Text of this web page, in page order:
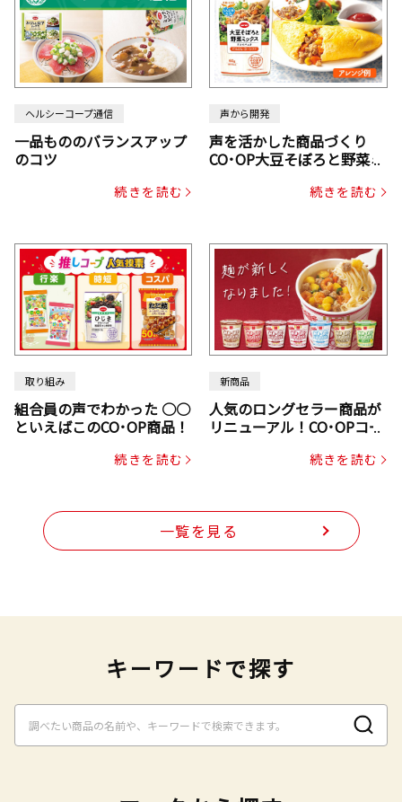
ヘルシーコープ通信
一品もののバランスアップ
のコツ
続きを読む
声から開発
声を活かした商品づくり
CO･OP大豆そぼろと野菜ミ
じん・コーン入り）続きを読む
取り組み
組合員の声でわかった ○○
といえばこのCO･OP商品！
続きを読む
新商品
人気のロングセラー商品が
リニューアル！CO･OPコー
続きを読む
一覧を見る
キーワードで探す